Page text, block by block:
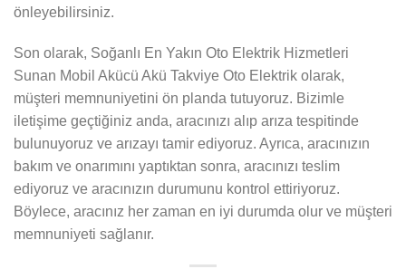
önleyebilirsiniz.
Son olarak, Soğanlı En Yakın Oto Elektrik Hizmetleri
Sunan Mobil Akücü Akü Takviye Oto Elektrik olarak,
müşteri memnuniyetini ön planda tutuyoruz. Bizimle
iletişime geçtiğiniz anda, aracınızı alıp arıza tespitinde
bulunuyoruz ve arızayı tamir ediyoruz. Ayrıca, aracınızın
bakım ve onarımını yaptıktan sonra, aracınızı teslim
ediyoruz ve aracınızın durumunu kontrol ettiriyoruz.
Böylece, aracınız her zaman en iyi durumda olur ve müşteri
memnuniyeti sağlanır.